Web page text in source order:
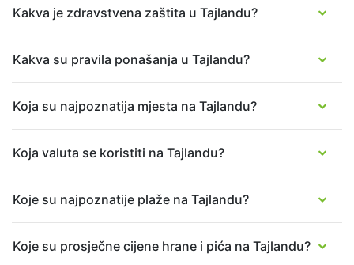
Kakva je zdravstvena zaštita u Tajlandu?
Kakva su pravila ponašanja u Tajlandu?
Koja su najpoznatija mjesta na Tajlandu?
Koja valuta se koristiti na Tajlandu?
Koje su najpoznatije plaže na Tajlandu?
Koje su prosječne cijene hrane i pića na Tajlandu?